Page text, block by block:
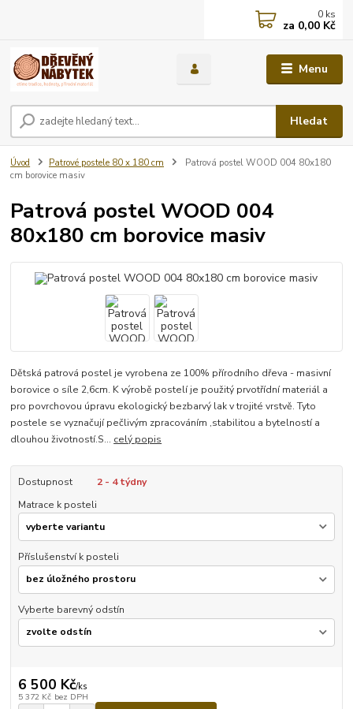
Menu
Hledat
0 ks
za 0,00 Kč
Úvod Patrové postele 80 x 180 cm
Patrová postel WOOD 004 80x180
cm borovice masiv
Patrová postel WOOD 004
80x180 cm borovice masiv
Dětská patrová postel je vyrobena ze 100% přírodního dřeva - masivní
borovice o síle 2,6cm. K výrobě postelí je použitý prvotřídní materiál a
pro povrchovou úpravu ekologický bezbarvý lak v trojité vrstvě. Tyto
postele se vyznačují pečlivým zpracováním ,stabilitou a bytelností a
dlouhou životností.S... celý popis
Dostupnost
2 - 4 týdny
Matrace k posteli
Příslušenství k posteli
Vyberte barevný odstín
6 500 Kč/ks
5 372 Kč bez DPH